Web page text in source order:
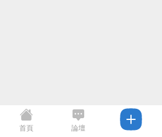
首頁 論壇